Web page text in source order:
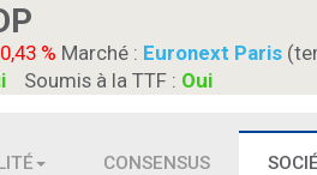
% Marché : Euronext Paris
Soumis à la TTF : Oui
CONSENSUS